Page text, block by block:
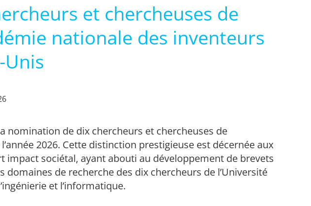
et chercheuses de
nationale des inventeurs
Unis
nomination de dix chercheurs et chercheuses de
2026. Cette distinction prestigieuse est décernée aux
sociétal, ayant abouti au développement de brevets
de recherche des dix chercheurs de l’Université
et l’informatique.